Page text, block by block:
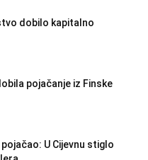
dobilo kapitalno
pojačanje iz Finske
U Cijevnu stiglo